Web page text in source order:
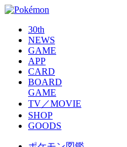
30th
NEWS
GAME
APP
CARD
BOARD
GAME
TV／MOVIE
SHOP
GOODS